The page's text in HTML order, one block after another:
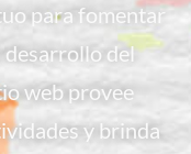
para fomentar
desarrollo del
web provee
y brinda